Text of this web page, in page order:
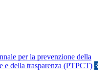
per la prevenzione della
e della trasparenza (PTPCT) 3